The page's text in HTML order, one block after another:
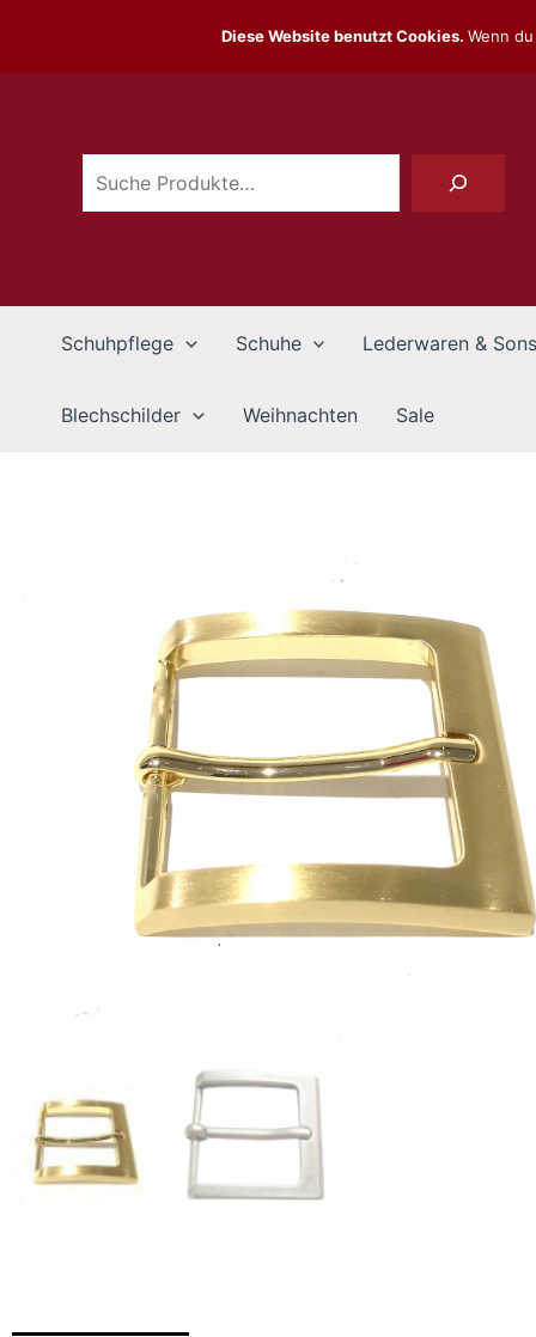
springen Suchen
Schuhpflege Schuhe Lederwaren &
Blechschilder Weihnachten Sale
Diese Website benutzt Cookies. Wenn